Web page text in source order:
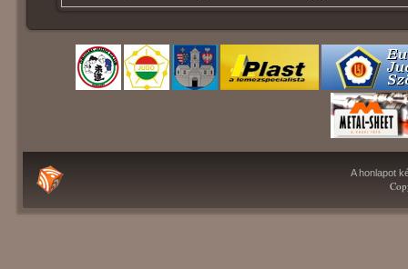
A honlapot